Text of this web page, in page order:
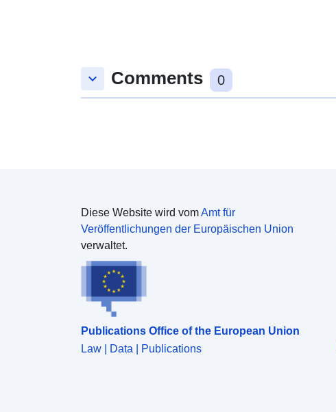
keyboard_arrow_down Comments 0
Diese Website wird vomAmt für
Veröffentlichungen der Europäischen Union
verwaltet.
Publications Office of the European Union
Law | Data | Publications